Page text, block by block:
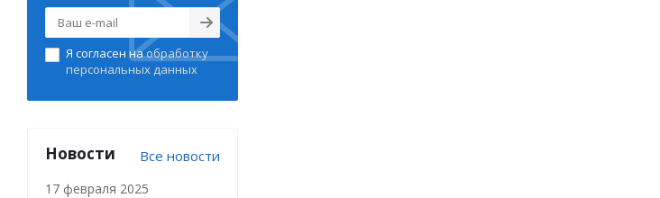
Я согласен наобработку
персональных данных
Новости Все новости
17 февраля 2025